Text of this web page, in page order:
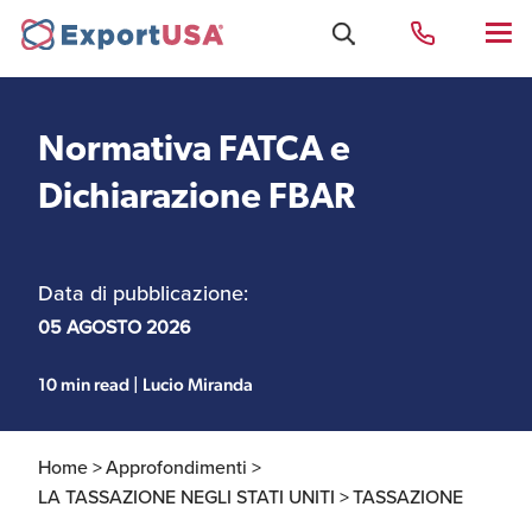
Uffici e Team Exportusa
di Rimini
Uffici e Team
ExportUSA a New York
ExportUSA a Bruxelles
Costituzione società e
Normativa FATCA e
Dichiarazione FBAR
Data di pubblicazione:
05 AGOSTO 2026
10 min read | Lucio Miranda
Home >Approfondimenti >
LA TASSAZIONE NEGLI STATI UNITI >TASSAZIONE